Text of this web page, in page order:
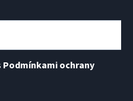
Podmínkami ochrany